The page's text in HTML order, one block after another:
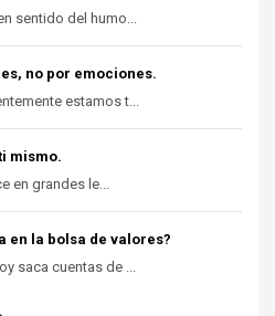
sentido del humo...
no por emociones.
estamos t...
mismo.
en grandes le...
en la bolsa de valores?
saca cuentas de ...